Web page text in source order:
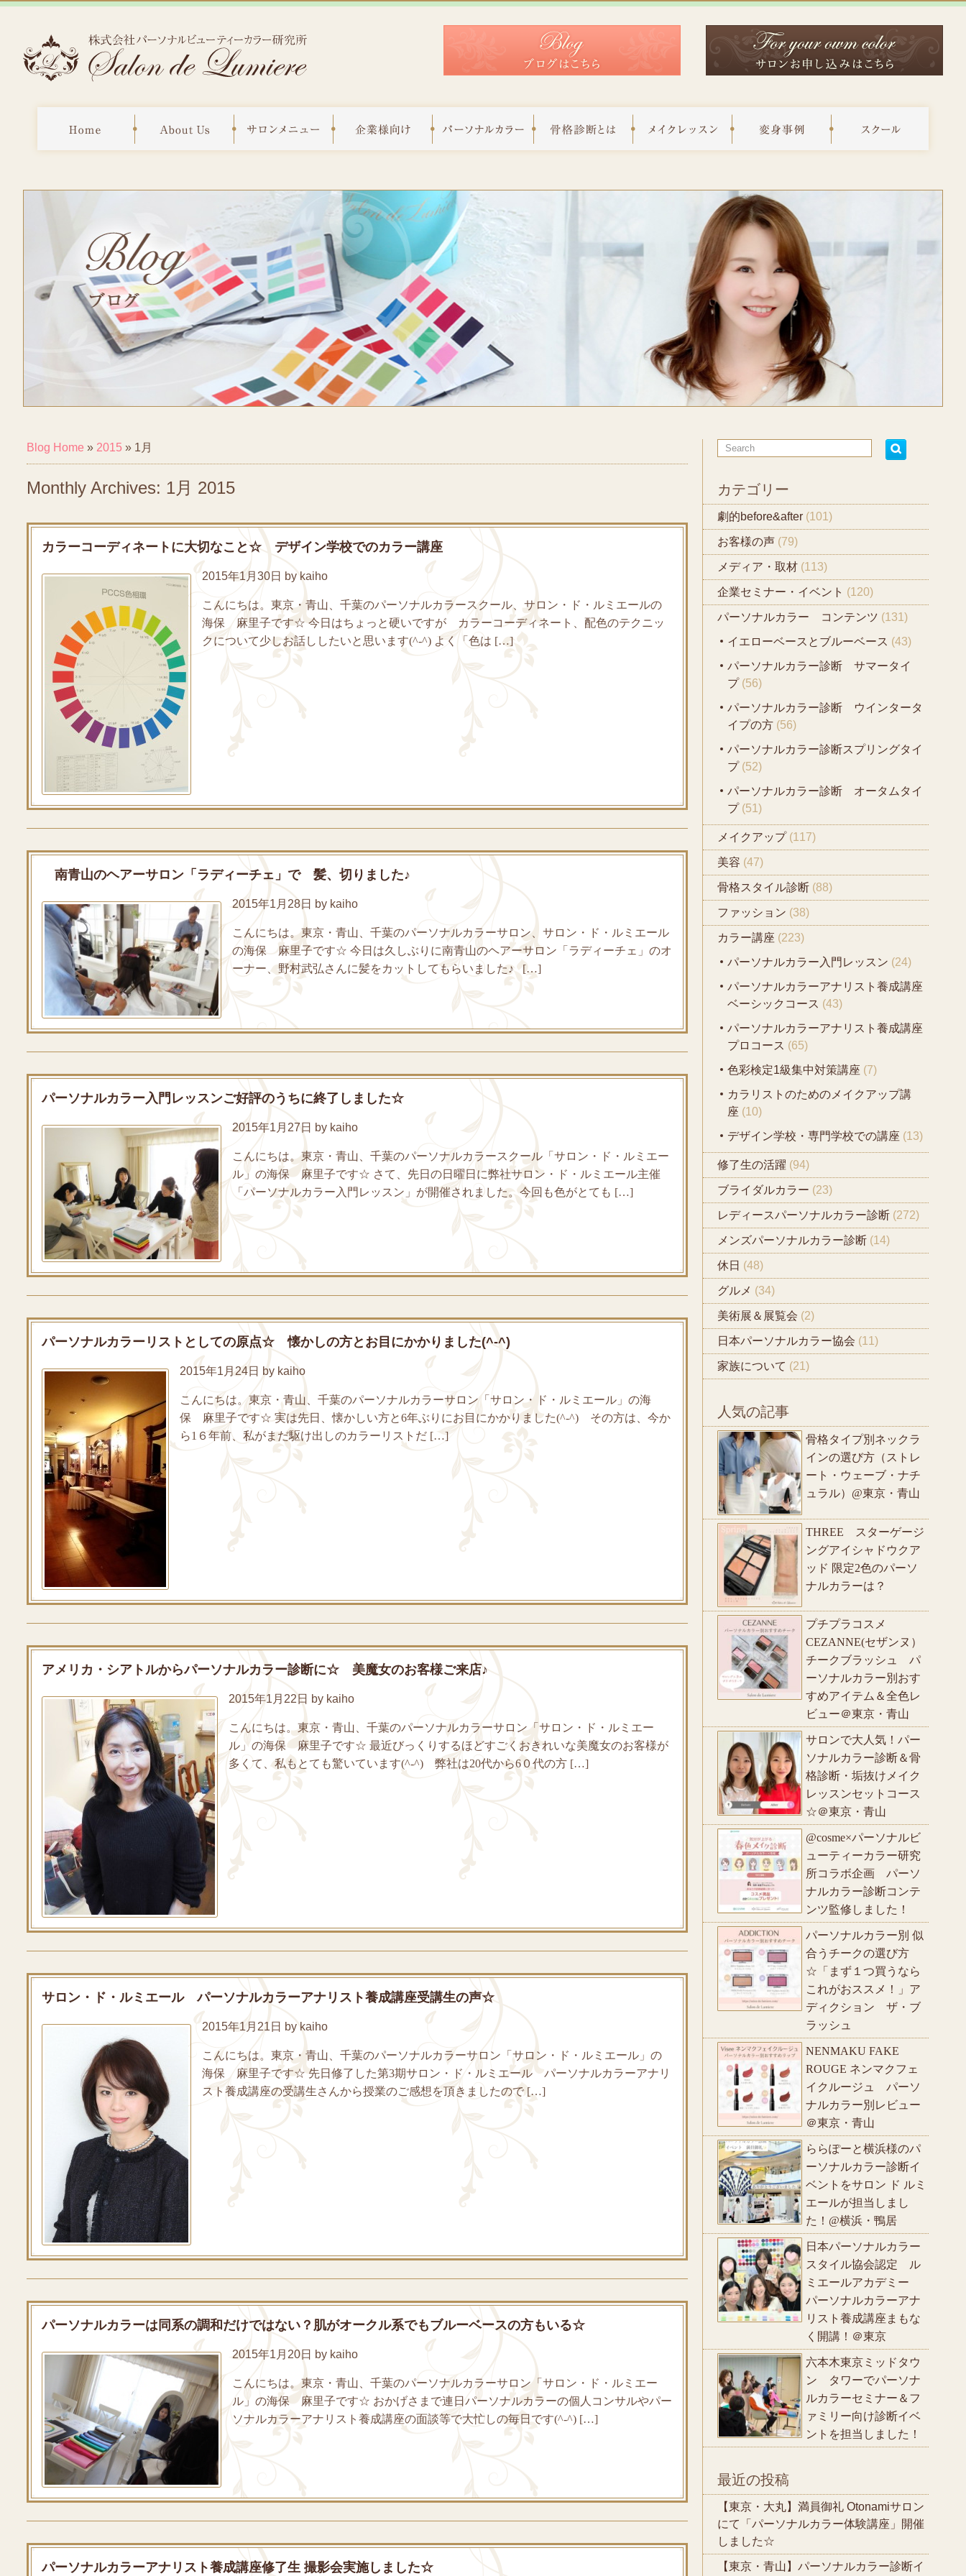
Blog Home » 2015 » 1月
Monthly Archives: 1月 2015
カラーコーディネートに大切なこと☆ デザイン学校でのカラー講座
2015年1月30日 by kaiho
こんにちは。東京・青山、千葉のパーソナルカラースクール、サロン・ド・ルミエールの
海保 麻里子です☆ 今日はちょっと硬いですが カラーコーディネート、配色のテクニッ
クについて少しお話ししたいと思います(^-^) よく「色は […]
南青山のヘアーサロン「ラディーチェ」で 髪、切りました♪
2015年1月28日 by kaiho
こんにちは。東京・青山、千葉のパーソナルカラーサロン、サロン・ド・ルミエール
の海保 麻里子です☆ 今日は久しぶりに南青山のヘアーサロン「ラディーチェ」のオ
ーナー、野村武弘さんに髪をカットしてもらいました♪ […]
パーソナルカラー入門レッスンご好評のうちに終了しました☆
2015年1月27日 by kaiho
こんにちは。東京・青山、千葉のパーソナルカラースクール「サロン・ド・ルミエー
ル」の海保 麻里子です☆ さて、先日の日曜日に弊社サロン・ド・ルミエール主催
「パーソナルカラー入門レッスン」が開催されました。今回も色がとても […]
パーソナルカラーリストとしての原点☆ 懐かしの方とお目にかかりました(^-^)
2015年1月24日 by kaiho
こんにちは。東京・青山、千葉のパーソナルカラーサロン「サロン・ド・ルミエール」の海
保 麻里子です☆ 実は先日、懐かしい方と6年ぶりにお目にかかりました(^-^) その方は、今か
ら1６年前、私がまだ駆け出しのカラーリストだ […]
アメリカ・シアトルからパーソナルカラー診断に☆ 美魔女のお客様ご来店♪
2015年1月22日 by kaiho
こんにちは。東京・青山、千葉のパーソナルカラーサロン「サロン・ド・ルミエー
ル」の海保 麻里子です☆ 最近びっくりするほどすごくおきれいな美魔女のお客様が
多くて、私もとても驚いています(^-^) 弊社は20代から6０代の方 […]
サロン・ド・ルミエール パーソナルカラーアナリスト養成講座受講生の声☆
2015年1月21日 by kaiho
こんにちは。東京・青山、千葉のパーソナルカラーサロン「サロン・ド・ルミエール」の
海保 麻里子です☆ 先日修了した第3期サロン・ド・ルミエール パーソナルカラーアナリ
スト養成講座の受講生さんから授業のご感想を頂きましたので […]
パーソナルカラーは同系の調和だけではない？肌がオークル系でもブルーベースの方もいる☆
2015年1月20日 by kaiho
こんにちは。東京・青山、千葉のパーソナルカラーサロン「サロン・ド・ルミエー
ル」の海保 麻里子です☆ おかげさまで連日パーソナルカラーの個人コンサルやパー
ソナルカラーアナリスト養成講座の面談等で大忙しの毎日です(^-^) […]
パーソナルカラーアナリスト養成講座修了生 撮影会実施しました☆
カテゴリー
劇的before&after (101)
お客様の声 (79)
メディア・取材 (113)
企業セミナー・イベント (120)
パーソナルカラー コンテンツ (131)
イエローベースとブルーベース (43)
パーソナルカラー診断 サマータイ
プ(56)
パーソナルカラー診断 ウインタータ
イプの方 (56)
パーソナルカラー診断スプリングタイ
プ(52)
パーソナルカラー診断 オータムタイ
プ(51)
メイクアップ(117)
美容 (47)
骨格スタイル診断 (88)
ファッション (38)
カラー講座 (223)
パーソナルカラー入門レッスン (24)
パーソナルカラーアナリスト養成講座
ベーシックコース (43)
パーソナルカラーアナリスト養成講座
プロコース (65)
色彩検定1級集中対策講座 (7)
カラリストのためのメイクアップ講
座 (10)
デザイン学校・専門学校での講座 (13)
修了生の活躍 (94)
ブライダルカラー (23)
レディースパーソナルカラー診断 (272)
メンズパーソナルカラー診断 (14)
休日 (48)
グルメ (34)
美術展＆展覧会 (2)
日本パーソナルカラー協会 (11)
家族について (21)
人気の記事
骨格タイプ別ネックラ
インの選び方（ストレ
ート・ウェーブ・ナチ
ュラル）@東京・青山
THREE スターゲージ
ングアイシャドウクア
ッド 限定2色のパーソ
ナルカラーは？
プチプラコスメ
CEZANNE(セザンヌ）
チークブラッシュ パ
ーソナルカラー別おす
すめアイテム＆全色レ
ビュー＠東京・青山
サロンで大人気！パー
ソナルカラー診断＆骨
格診断・垢抜けメイク
レッスンセットコース
☆＠東京・青山
@cosme×パーソナルビ
ューティーカラー研究
所コラボ企画 パーソ
ナルカラー診断コンテ
ンツ監修しました！
パーソナルカラー別 似
合うチークの選び方
☆「まず１つ買うなら
これがおススメ！」ア
ディクション ザ・ブ
ラッシュ
NENMAKU FAKE
ROUGE ネンマクフェ
イクルージュ パーソ
ナルカラー別レビュー
＠東京・青山
ららぽーと横浜様のパ
ーソナルカラー診断イ
ベントをサロン ド ルミ
エールが担当しまし
た！@横浜・鴨居
日本パーソナルカラー
スタイル協会認定 ル
ミエールアカデミー
パーソナルカラーアナ
リスト養成講座まもな
く開講！＠東京
六本木東京ミッドタウ
ン タワーでパーソナ
ルカラーセミナー＆フ
ァミリー向け診断イベ
ントを担当しました！
最近の投稿
【東京・大丸】満員御礼 Otonamiサロン
にて「パーソナルカラー体験講座」開催
しました☆
【東京・青山】パーソナルカラー診断イ